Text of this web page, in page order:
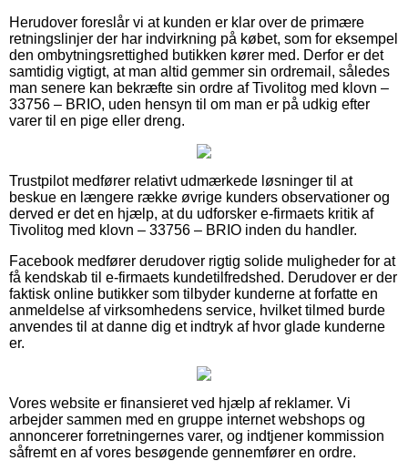
Herudover foreslår vi at kunden er klar over de primære
retningslinjer der har indvirkning på købet, som for eksempel
den ombytningsrettighed butikken kører med. Derfor er det
samtidig vigtigt, at man altid gemmer sin ordremail, således
man senere kan bekræfte sin ordre af Tivolitog med klovn –
33756 – BRIO, uden hensyn til om man er på udkig efter
varer til en pige eller dreng.
Trustpilot medfører relativt udmærkede løsninger til at
beskue en længere række øvrige kunders observationer og
derved er det en hjælp, at du udforsker e-firmaets kritik af
Tivolitog med klovn – 33756 – BRIO inden du handler.
Facebook medfører derudover rigtig solide muligheder for at
få kendskab til e-firmaets kundetilfredshed. Derudover er der
faktisk online butikker som tilbyder kunderne at forfatte en
anmeldelse af virksomhedens service, hvilket tilmed burde
anvendes til at danne dig et indtryk af hvor glade kunderne
er.
Vores website er finansieret ved hjælp af reklamer. Vi
arbejder sammen med en gruppe internet webshops og
annoncerer forretningernes varer, og indtjener kommission
såfremt en af vores besøgende gennemfører en ordre.